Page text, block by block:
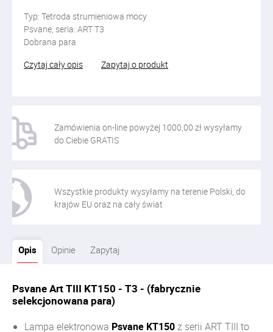
Typ: Tetroda strumieniowa mocy
Psvane, seria: ART T3
Dobrana para
Czytaj cały opis
Zapytaj o produkt
Zamówienia on-line powyżej 1000,00 zł wysyłamy
do Ciebie GRATIS
Wszystkie produkty wysyłamy na terenie Polski, do
krajów EU oraz na cały świat
Opis Opinie Zapytaj
Psvane Art TIII KT150 - T3 - (fabrycznie
selekcjonowana para)
Lampa elektronowa Psvane KT150z serii ART TIII to